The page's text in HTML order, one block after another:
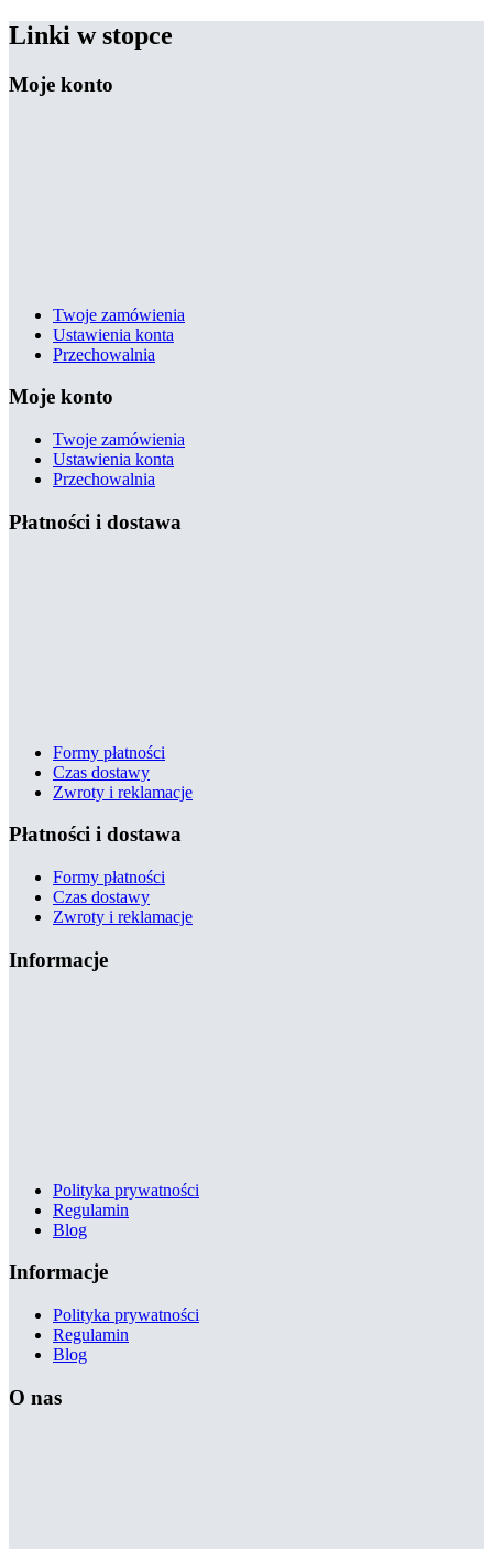
Linki w stopce
Moje konto
Twoje zamówienia
Ustawienia konta
Przechowalnia
Moje konto
Twoje zamówienia
Ustawienia konta
Przechowalnia
Płatności i dostawa
Formy płatności
Czas dostawy
Zwroty i reklamacje
Płatności i dostawa
Formy płatności
Czas dostawy
Zwroty i reklamacje
Informacje
Polityka prywatności
Regulamin
Blog
Informacje
Polityka prywatności
Regulamin
Blog
O nas